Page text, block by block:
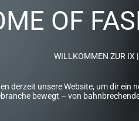
OF
WILLKOMMEN ZUR IX
derzeit unsere Website, um dir
bewegt – von